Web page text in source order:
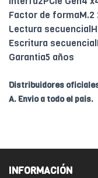
Factor de formaM.2
Lectura
Escritura
Garantia5 años
Distribuidores
A. Envio a todo el pais.
INFORMACIÓN